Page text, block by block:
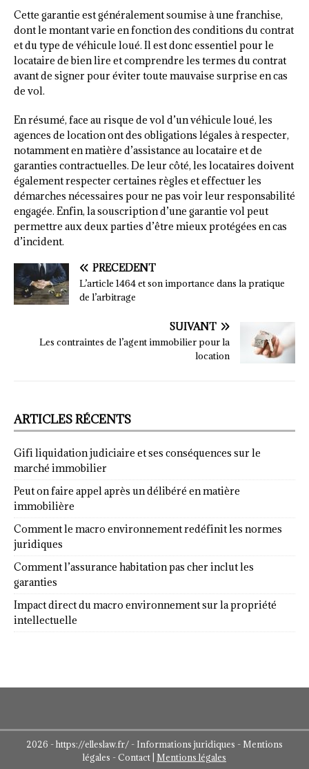
Cette garantie est généralement soumise à une franchise,
dont le montant varie en fonction des conditions du contrat
et du type de véhicule loué. Il est donc essentiel pour le
locataire de bien lire et comprendre les termes du contrat
avant de signer pour éviter toute mauvaise surprise en cas
de vol.
En résumé, face au risque de vol d’un véhicule loué, les
agences de location ont des obligations légales à respecter,
notamment en matière d’assistance au locataire et de
garanties contractuelles. De leur côté, les locataires doivent
également respecter certaines règles et effectuer les
démarches nécessaires pour ne pas voir leur responsabilité
engagée. Enfin, la souscription d’une garantie vol peut
permettre aux deux parties d’être mieux protégées en cas
d’incident.
PRÉCÉDENT
L’article 1464 et son importance dans la pratique
de l’arbitrage
SUIVANT
Les contraintes de l’agent immobilier pour la
location
ARTICLES RÉCENTS
Gifi liquidation judiciaire et ses conséquences sur le
marché immobilier
Peut on faire appel après un délibéré en matière
immobilière
Comment le macro environnement redéfinit les normes
juridiques
Comment l’assurance habitation pas cher inclut les
garanties
Impact direct du macro environnement sur la propriété
intellectuelle
2026 - https://elleslaw.fr/ - Informations juridiques - Mentions
légales - Contact
Mentions légales